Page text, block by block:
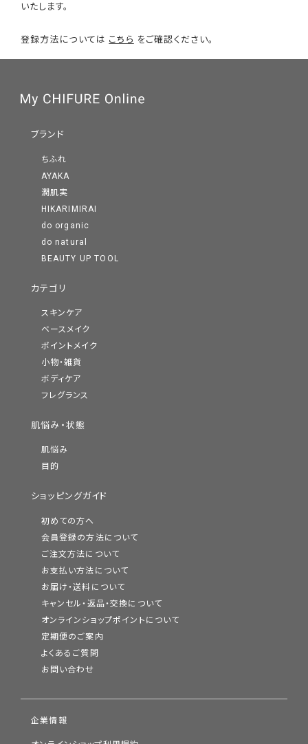
いたします。
登録方法については こちら をご確認ください。
ブランド
ちふれ
AYAKA
潤肌実
HIKARIMIRAI
do organic
do natural
BEAUTY UP TOOL
カテゴリ
スキンケア
ベースメイク
ポイントメイク
小物・雑貨
ボディケア
フレグランス
肌悩み・状態
肌悩み
目的
ショッピングガイド
初めての方へ
会員登録の方法について
ご注文方法について
お支払い方法について
お届け・送料について
キャンセル・返品・交換について
オンラインショップポイントについて
定期便のご案内
よくあるご質問
お問い合わせ
企業情報